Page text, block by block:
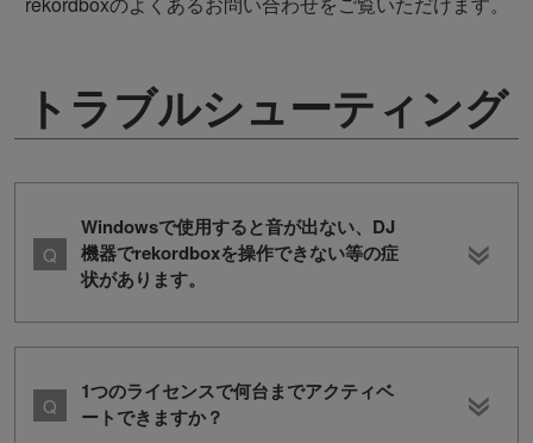
トラブルシューティング
Windowsで使用すると音が出ない、DJ
機器でrekordboxを操作できない等の症
状があります。
1つのライセンスで何台までアクティベ
ートできますか？